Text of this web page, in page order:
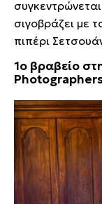
σιγοβράζει με
πιπέρι
1ο βραβείο